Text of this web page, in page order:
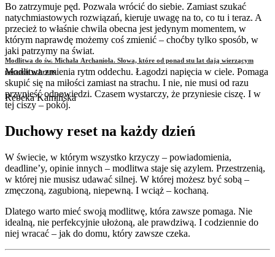
Modlitwa do św. Michała Archanioła. Słowa, które od ponad stu lat dają wierzącym
poczucie ochrony
Rebeka Kamińska
Bo zatrzymuje pęd. Pozwala wrócić do siebie. Zamiast szukać
natychmiastowych rozwiązań, kieruje uwagę na to, co tu i teraz. A
przecież to właśnie chwila obecna jest jedynym momentem, w
którym naprawdę możemy coś zmienić – choćby tylko sposób, w
jaki patrzymy na świat.
Modlitwa zmienia rytm oddechu. Łagodzi napięcia w ciele. Pomaga
skupić się na miłości zamiast na strachu. I nie, nie musi od razu
przynieść odpowiedzi. Czasem wystarczy, że przyniesie ciszę. I w
tej ciszy – pokój.
Duchowy reset na każdy dzień
W świecie, w którym wszystko krzyczy – powiadomienia,
deadline’y, opinie innych – modlitwa staje się azylem. Przestrzenią,
w której nie musisz udawać silnej. W której możesz być sobą –
zmęczoną, zagubioną, niepewną. I wciąż – kochaną.
Dlatego warto mieć swoją modlitwę, która zawsze pomaga. Nie
idealną, nie perfekcyjnie ułożoną, ale prawdziwą. I codziennie do
niej wracać – jak do domu, który zawsze czeka.